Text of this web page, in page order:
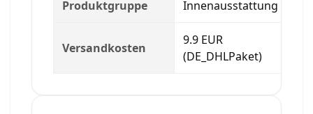
Produktgruppe Innenausstattung
Versandkosten
9.9 EUR
(DE_DHLPaket)